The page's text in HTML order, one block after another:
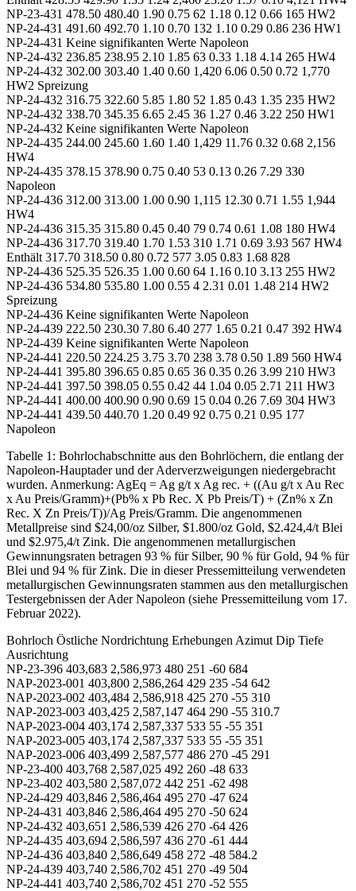
NP-23-431 478.50 480.40 1.90 0.75 62 1.18 0.12 0.66 165 HW2
NP-24-431 491.60 492.70 1.10 0.70 132 1.10 0.29 0.86 236 HW1
NP-24-431 Keine signifikanten Werte Napoleon
NP-24-432 236.85 238.95 2.10 1.85 63 0.33 1.18 4.14 265 HW4
NP-24-432 302.00 303.40 1.40 0.60 1,420 6.06 0.50 0.72 1,770
HW2 Spreizung
NP-24-432 316.75 322.60 5.85 1.80 52 1.85 0.43 1.35 235 HW2
NP-24-432 338.70 345.35 6.65 2.45 36 1.27 0.46 3.22 250 HW1
NP-24-432 Keine signifikanten Werte Napoleon
NP-24-435 244.00 245.60 1.60 1.40 1,429 11.76 0.32 0.68 2,156
HW4
NP-24-435 378.15 378.90 0.75 0.40 53 0.13 0.26 7.29 330
Napoleon
NP-24-436 312.00 313.00 1.00 0.90 1,115 12.30 0.71 1.55 1,944
HW4
NP-24-436 315.35 315.80 0.45 0.40 79 0.74 0.61 1.08 180 HW4
NP-24-436 317.70 319.40 1.70 1.53 310 1.71 0.69 3.93 567 HW4
Enthält 317.70 318.50 0.80 0.72 577 3.05 0.83 1.68 828
NP-24-436 525.35 526.35 1.00 0.60 64 1.16 0.10 3.13 255 HW2
NP-24-436 534.80 535.80 1.00 0.55 4 2.31 0.01 1.48 214 HW2
Spreizung
NP-24-436 Keine signifikanten Werte Napoleon
NP-24-439 222.50 230.30 7.80 6.40 277 1.65 0.21 0.47 392 HW4
NP-24-439 Keine signifikanten Werte Napoleon
NP-24-441 220.50 224.25 3.75 3.70 238 3.78 0.50 1.89 560 HW4
NP-24-441 395.80 396.65 0.85 0.65 36 0.35 0.26 3.99 210 HW3
NP-24-441 397.50 398.05 0.55 0.42 44 1.04 0.05 2.71 211 HW3
NP-24-441 400.00 400.90 0.90 0.69 15 0.04 0.26 7.69 304 HW3
NP-24-441 439.50 440.70 1.20 0.49 92 0.75 0.21 0.95 177
Napoleon
Tabelle 1: Bohrlochabschnitte aus den Bohrlöchern, die entlang der
Napoleon-Hauptader und der Aderverzweigungen niedergebracht
wurden. Anmerkung: AgEq = Ag g/t x Ag rec. + ((Au g/t x Au Rec
x Au Preis/Gramm)+(Pb% x Pb Rec. X Pb Preis/T) + (Zn% x Zn
Rec. X Zn Preis/T))/Ag Preis/Gramm. Die angenommenen
Metallpreise sind $24,00/oz Silber, $1.800/oz Gold, $2.424,4/t Blei
und $2.975,4/t Zink. Die angenommenen metallurgischen
Gewinnungsraten betragen 93 % für Silber, 90 % für Gold, 94 % für
Blei und 94 % für Zink. Die in dieser Pressemitteilung verwendeten
metallurgischen Gewinnungsraten stammen aus den metallurgischen
Testergebnissen der Ader Napoleon (siehe Pressemitteilung vom 17.
Februar 2022).
Bohrloch Östliche Nordrichtung Erhebungen Azimut Dip Tiefe
Ausrichtung
NP-23-396 403,683 2,586,973 480 251 -60 684
NAP-2023-001 403,800 2,586,264 429 235 -54 642
NAP-2023-002 403,484 2,586,918 425 270 -55 310
NAP-2023-003 403,425 2,587,147 464 290 -55 310.7
NAP-2023-004 403,174 2,587,337 533 55 -55 351
NAP-2023-005 403,174 2,587,337 533 55 -55 351
NAP-2023-006 403,499 2,587,577 486 270 -45 291
NP-23-400 403,768 2,587,025 492 260 -48 633
NP-23-402 403,580 2,587,072 442 251 -62 498
NP-24-429 403,846 2,586,464 495 270 -47 624
NP-24-431 403,846 2,586,464 495 270 -50 624
NP-24-432 403,651 2,586,539 426 270 -64 426
NP-24-435 403,694 2,586,597 436 270 -61 444
NP-24-436 403,840 2,586,649 458 272 -48 584.2
NP-24-439 403,740 2,586,702 451 270 -49 504
NP-24-441 403,740 2,586,702 451 270 -52 555